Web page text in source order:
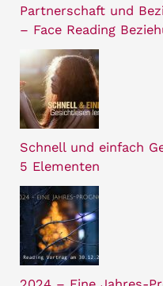
Partnerschaft und
– Face Reading
Schnell und einfach
5 Elementen